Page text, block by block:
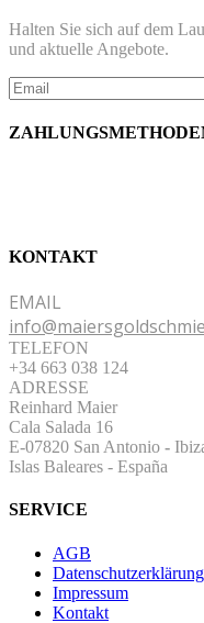
Halten Sie sich auf dem
und aktuelle Angebote.
KONTAKT
EMAIL
TELEFON
+34 663 038 124
ADRESSE
Reinhard Maier
Cala Salada 16
E-07820 San Antonio -
Islas Baleares - España
SERVICE
AGB
Datenschutzerklärung
Impressum
Kontakt